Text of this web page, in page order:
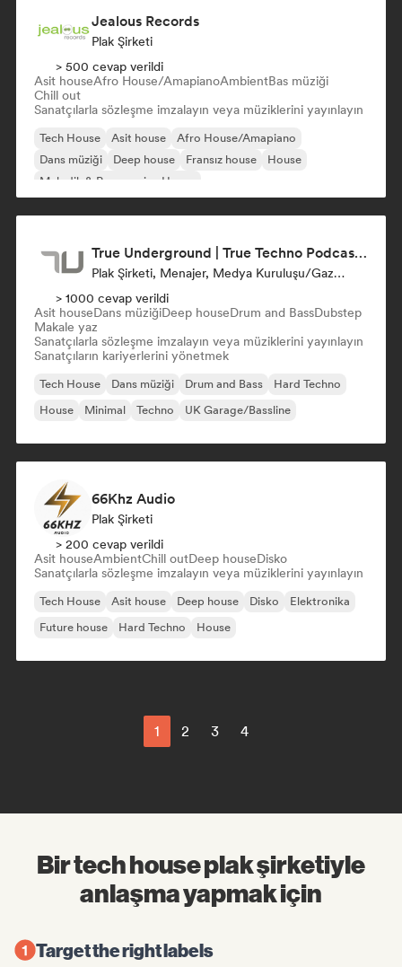
Jealous Records
Plak Şirketi
> 500 cevap verildi
Asit houseAfro House/AmapianoAmbientBas müziği
Chill out
Sanatçılarla sözleşme imzalayın veya müziklerini yayınlayın
Tech House Asit house
Afro House/Amapiano
Dans müziği
Deep house Fransız house
House
Melodik & Progressive House
True Underground | True Techno Podcast | ONE
Plak Şirketi, Menajer, Medya Kuruluşu/Gazeteci
> 1000 cevap verildi
Asit houseDans müziğiDeep houseDrum and BassDubstep
Makale yaz
Sanatçılarla sözleşme imzalayın veya müziklerini yayınlayın
Sanatçıların kariyerlerini yönetmek
Tech House Dans müziği Drum and Bass
Hard Techno
House
Minimal Techno UK Garage/Bassline
66Khz Audio
Plak Şirketi
> 200 cevap verildi
Asit houseAmbientChill outDeep houseDisko
Sanatçılarla sözleşme imzalayın veya müziklerini yayınlayın
Tech House Asit house Deep house Disko
Elektronika
Future house
Hard Techno House
1 2 3 4
Bir tech house plak şirketiyle
anlaşma yapmak için
Target the right labels